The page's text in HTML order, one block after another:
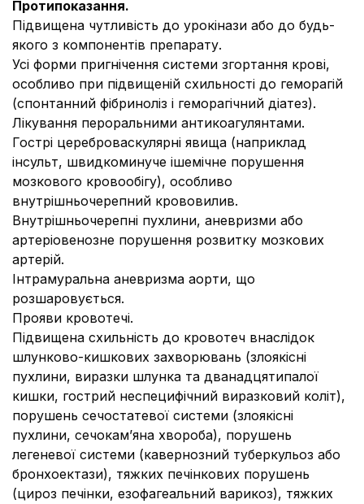
Протипоказання.
Підвищена чутливість до урокінази або до будь-
якого з компонентів препарату.
Усі форми пригнічення системи згортання крові,
особливо при підвищеній схильності до геморагій
(спонтанний фібриноліз і геморагічний діатез).
Лікування пероральними антикоагулянтами.
Гострі цереброваскулярні явища (наприклад
інсульт, швидкоминуче ішемічне порушення
мозкового кровообігу), особливо
внутрішньочерепний крововилив.
Внутрішньочерепні пухлини, аневризми або
артеріовенозне порушення розвитку мозкових
артерій.
Інтрамуральна аневризма аорти, що
розшаровується.
Прояви кровотечі.
Підвищена схильність до кровотеч внаслідок
шлунково-кишкових захворювань (злоякісні
пухлини, виразки шлунка та дванадцятипалої
кишки, гострий неспецифічний виразковий коліт),
порушень сечостатевої системи (злоякісні
пухлини, сечокам’яна хвороба), порушень
легеневої системи (кавернозний туберкульоз або
бронхоектази), тяжких печінкових порушень
(цироз печінки, езофагеальний варикоз), тяжких